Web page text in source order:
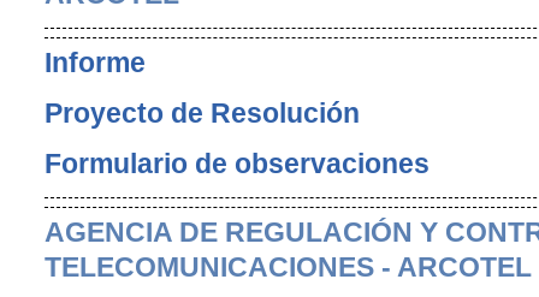
Informe
Proyecto de Resolución
Formulario de observaciones
AGENCIA DE REGULACIÓN Y
TELECOMUNICACIONES - ARCOTEL